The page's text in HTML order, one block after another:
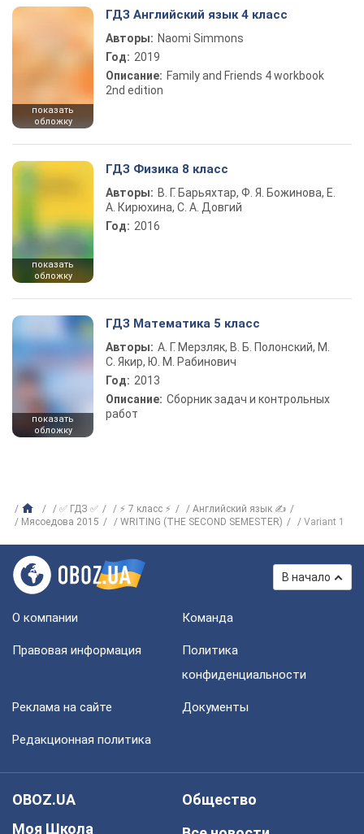
показать
обложку
ГДЗ Английский язык 4 класс
Авторы: Naomi Simmons
Год: 2019
Описание: Family and Friends 4 workbook
2nd edition
показать
обложку
ГДЗ Физика 8 класс
Авторы: В. Г. Барьяхтар, Ф. Я. Божинова, Е.
А. Кирюхина, С. А. Довгий
Год: 2016
показать
обложку
ГДЗ Математика 5 класс
Авторы: А. Г. Мерзляк, В. Б. Полонский, М.
С. Якир, Ю. М. Рабинович
Год: 2013
Описание: Сборник задач и контрольных
работ
✅ ГДЗ ✅ ⚡ 7 класс ⚡
Английский язык ✍
Мясоедова 2015
WRITING (THE SECOND SEMESTER) Variant 1
В начало
О компании Команда
Правовая информация
Политика
конфиденциальности
Реклама на сайте Документы
Редакционная политика
OBOZ.UA
Моя Школа
Общество